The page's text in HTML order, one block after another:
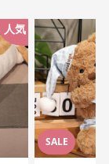
人気
SALE